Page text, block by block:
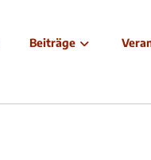
Beiträge